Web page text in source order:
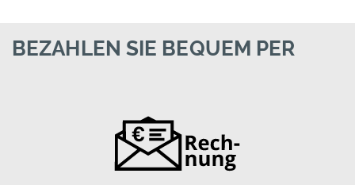
BEZAHLEN SIE BEQUEM PER